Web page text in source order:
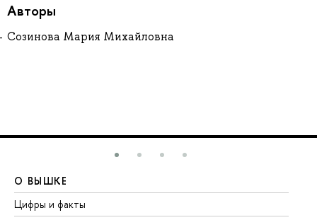
Авторы
Созинова Мария Михайловна
О ВЫШКЕ
Цифры и факты